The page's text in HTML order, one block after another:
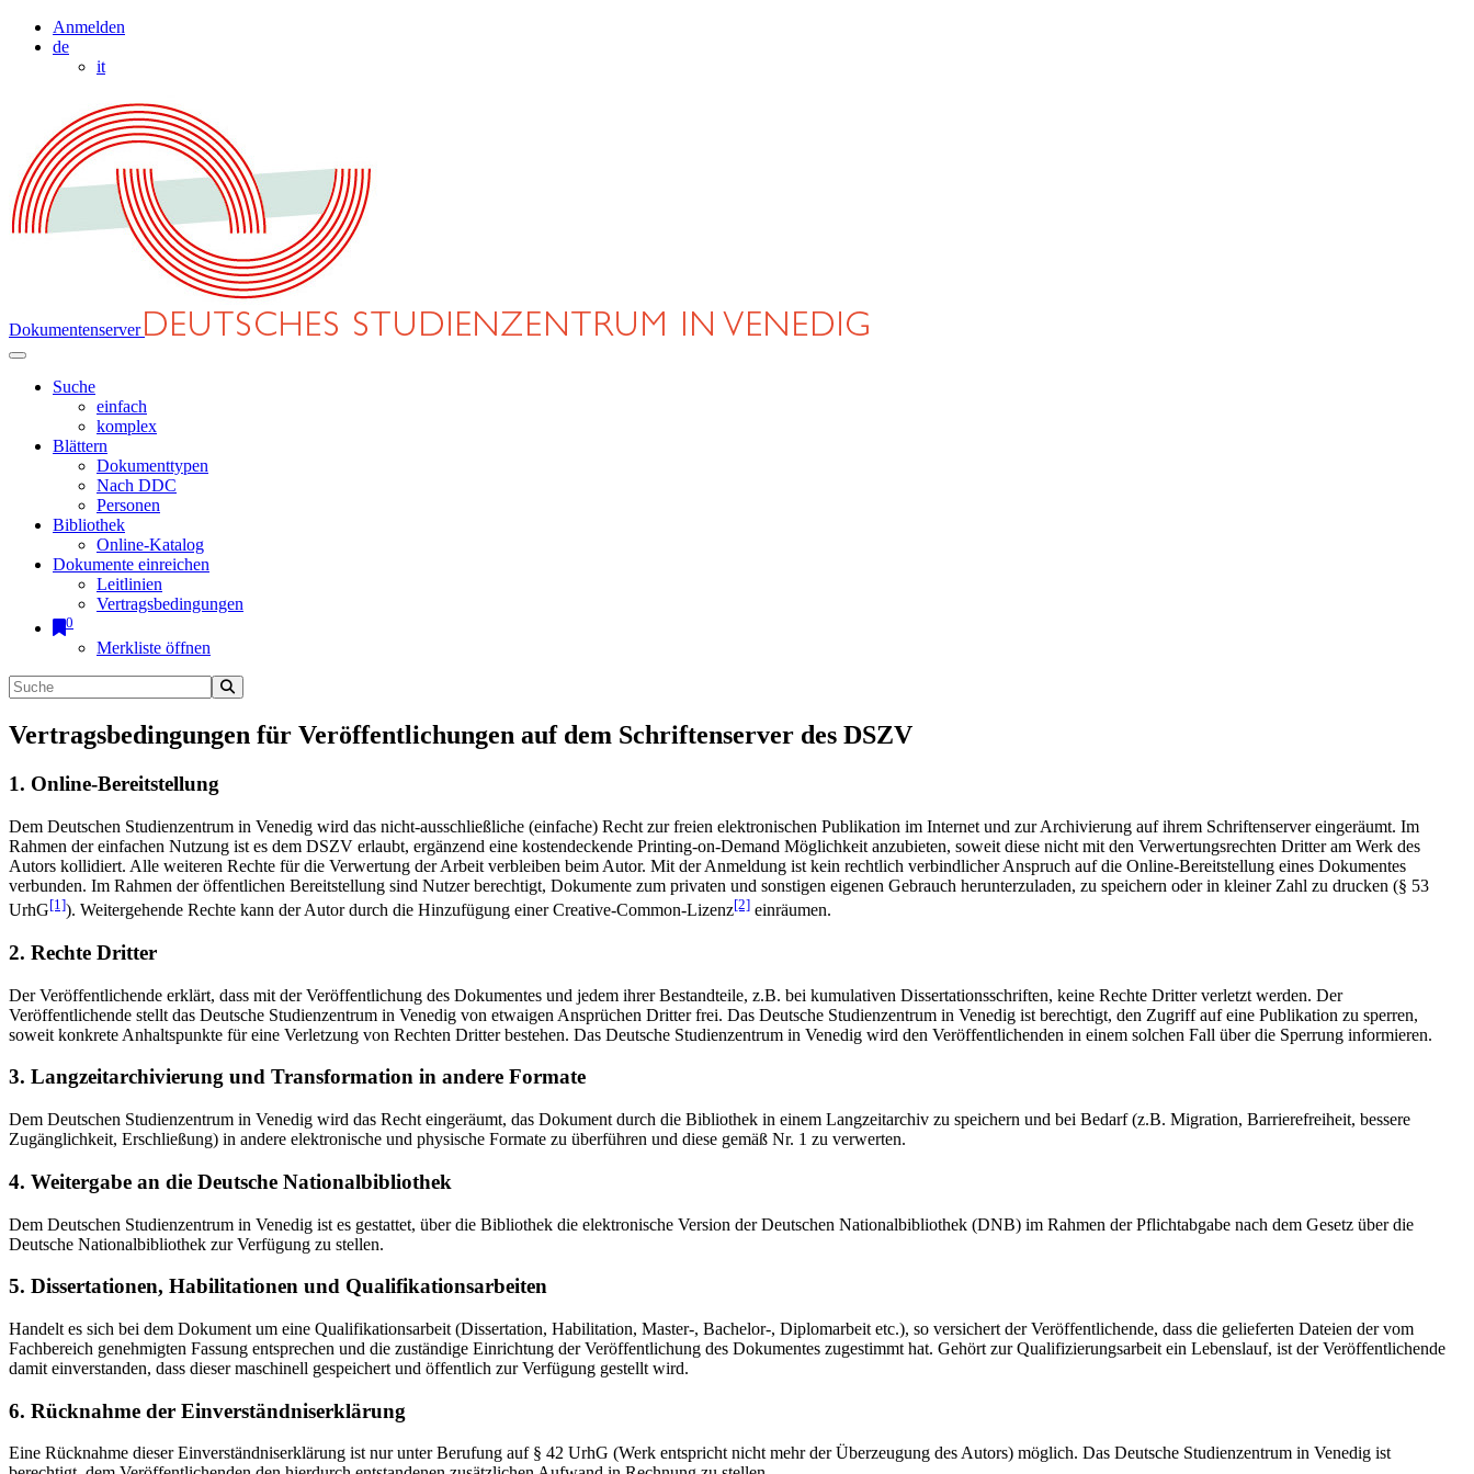
Anmelden
de
it
Dokumentenserver
Suche
einfach
komplex
Blättern
Dokumenttypen
Nach DDC
Personen
Bibliothek
Online-Katalog
Dokumente einreichen
Leitlinien
Vertragsbedingungen
0
Merkliste öffnen
Vertragsbedingungen für Veröffentlichungen auf dem Schriftenserver des DSZV
1. Online-Bereitstellung
Dem Deutschen Studienzentrum in Venedig wird das nicht-ausschließliche (einfache) Recht zur freien elektronischen Publikation im Internet und zur Archivierung auf ihrem Schriftenserver eingeräumt. Im
Rahmen der einfachen Nutzung ist es dem DSZV erlaubt, ergänzend eine kostendeckende Printing-on-Demand Möglichkeit anzubieten, soweit diese nicht mit den Verwertungsrechten Dritter am Werk des
Autors kollidiert. Alle weiteren Rechte für die Verwertung der Arbeit verbleiben beim Autor. Mit der Anmeldung ist kein rechtlich verbindlicher Anspruch auf die Online-Bereitstellung eines Dokumentes
verbunden. Im Rahmen der öffentlichen Bereitstellung sind Nutzer berechtigt, Dokumente zum privaten und sonstigen eigenen Gebrauch herunterzuladen, zu speichern oder in kleiner Zahl zu drucken (§ 53
UrhG[1]). Weitergehende Rechte kann der Autor durch die Hinzufügung einer Creative-Common-Lizenz[2] einräumen.
2. Rechte Dritter
Der Veröffentlichende erklärt, dass mit der Veröffentlichung des Dokumentes und jedem ihrer Bestandteile, z.B. bei kumulativen Dissertationsschriften, keine Rechte Dritter verletzt werden. Der
Veröffentlichende stellt das Deutsche Studienzentrum in Venedig von etwaigen Ansprüchen Dritter frei. Das Deutsche Studienzentrum in Venedig ist berechtigt, den Zugriff auf eine Publikation zu sperren,
soweit konkrete Anhaltspunkte für eine Verletzung von Rechten Dritter bestehen. Das Deutsche Studienzentrum in Venedig wird den Veröffentlichenden in einem solchen Fall über die Sperrung informieren.
3. Langzeitarchivierung und Transformation in andere Formate
Dem Deutschen Studienzentrum in Venedig wird das Recht eingeräumt, das Dokument durch die Bibliothek in einem Langzeitarchiv zu speichern und bei Bedarf (z.B. Migration, Barrierefreiheit, bessere
Zugänglichkeit, Erschließung) in andere elektronische und physische Formate zu überführen und diese gemäß Nr. 1 zu verwerten.
4. Weitergabe an die Deutsche Nationalbibliothek
Dem Deutschen Studienzentrum in Venedig ist es gestattet, über die Bibliothek die elektronische Version der Deutschen Nationalbibliothek (DNB) im Rahmen der Pflichtabgabe nach dem Gesetz über die
Deutsche Nationalbibliothek zur Verfügung zu stellen.
5. Dissertationen, Habilitationen und Qualifikationsarbeiten
Handelt es sich bei dem Dokument um eine Qualifikationsarbeit (Dissertation, Habilitation, Master-, Bachelor-, Diplomarbeit etc.), so versichert der Veröffentlichende, dass die gelieferten Dateien der vom
Fachbereich genehmigten Fassung entsprechen und die zuständige Einrichtung der Veröffentlichung des Dokumentes zugestimmt hat. Gehört zur Qualifizierungsarbeit ein Lebenslauf, ist der Veröffentlichende
damit einverstanden, dass dieser maschinell gespeichert und öffentlich zur Verfügung gestellt wird.
6. Rücknahme der Einverständniserklärung
Eine Rücknahme dieser Einverständniserklärung ist nur unter Berufung auf § 42 UrhG (Werk entspricht nicht mehr der Überzeugung des Autors) möglich. Das Deutsche Studienzentrum in Venedig ist